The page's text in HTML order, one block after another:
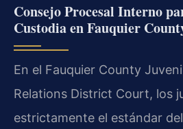
Consejo Procesal Interno
Custodia en Fauquier
En el Fauquier County
Relations District Court, los
estrictamente el estándar